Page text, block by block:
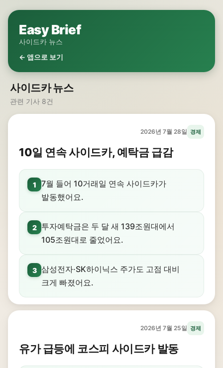
Easy Brief
사이드카 뉴스
← 앱으로 보기
사이드카 뉴스
관련 기사 8건
2026년 7월 28일 경제
10일 연속 사이드카, 예탁금 급감
1
7월 들어 10거래일 연속 사이드카가
발동했어요.
2
투자예탁금은 두 달 새 139조원대에서
105조원대로 줄었어요.
3 삼성전자·SK하이닉스 주가도 고점 대비
크게 빠졌어요.
2026년 7월 25일 경제
유가 급등에 코스피 사이드카 발동